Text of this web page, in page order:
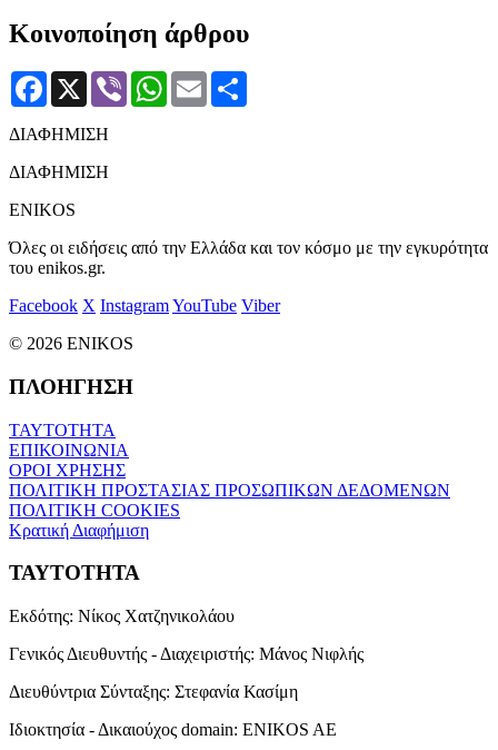
Κοινοποίηση άρθρου
Facebook
X Viber WhatsApp
Email
ΔΙΑΦΗΜΙΣΗ
ΔΙΑΦΗΜΙΣΗ
ENIKOS
Όλες οι ειδήσεις από την Ελλάδα και τον κόσμο με την εγκυρότητα
του enikos.gr.
Facebook X InstagramYouTube Viber
© 2026 ENIKOS
ΠΛΟΗΓΗΣΗ
ΤΑΥΤΟΤΗΤΑ
ΕΠΙΚΟΙΝΩΝΙΑ
ΟΡΟΙ ΧΡΗΣΗΣ
ΠΟΛΙΤΙΚΗ ΠΡΟΣΤΑΣΙΑΣ ΠΡΟΣΩΠΙΚΩΝ ΔΕΔΟΜΕΝΩΝ
ΠΟΛΙΤΙΚΗ COOKIES
Κρατική Διαφήμιση
ΤΑΥΤΟΤΗΤΑ
Εκδότης: Νίκος Χατζηνικολάου
Γενικός Διευθυντής - Διαχειριστής: Μάνος Νιφλής
Διευθύντρια Σύνταξης: Στεφανία Κασίμη
Ιδιοκτησία - Δικαιούχος domain: ENIKOS AE